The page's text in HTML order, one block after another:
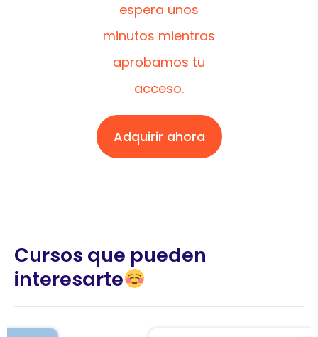
espera unos
minutos mientras
aprobamos tu
acceso.
Adquirir ahora
Cursos que pueden
interesarte